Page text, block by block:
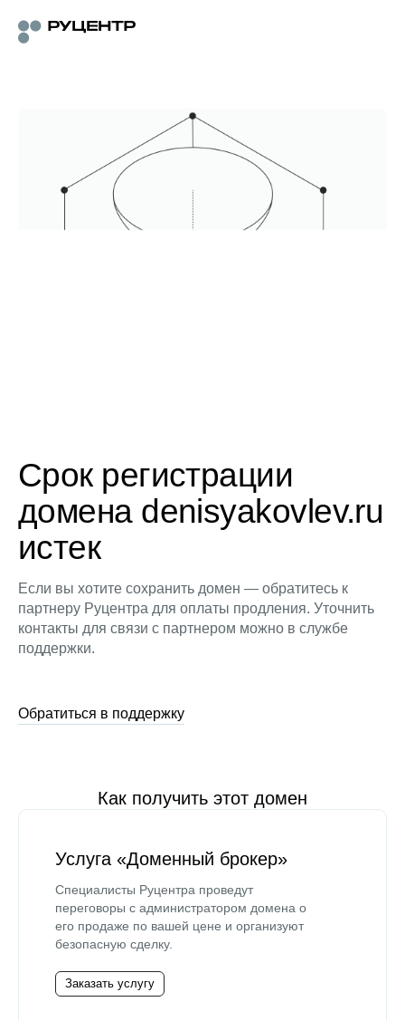
Срок регистрации
домена denisyakovlev.ru
истек
Если вы хотите сохранить домен — обратитесь к
партнеру Руцентра для оплаты продления. Уточнить
контакты для связи с партнером можно в службе
поддержки.
Обратиться в поддержку
Как получить этот домен
Услуга «Доменный брокер»
Специалисты Руцентра проведут
переговоры с администратором домена о
его продаже по вашей цене и организуют
безопасную сделку.
Заказать услугу